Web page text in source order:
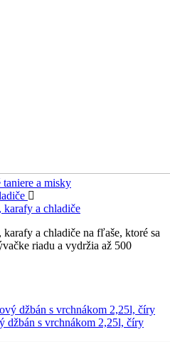
taniere a misky
karafy a chladiče
a chladiče na fľaše, ktoré sa
riadu a vydržia až 500
džbán s vrchnákom 2,25l, číry